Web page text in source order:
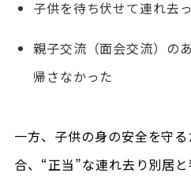
子供を待ち伏せて連れ去
親子交流（面会交流）の
帰さなかった
一方、子供の身の安全を守
合、“正当”な連れ去り別居